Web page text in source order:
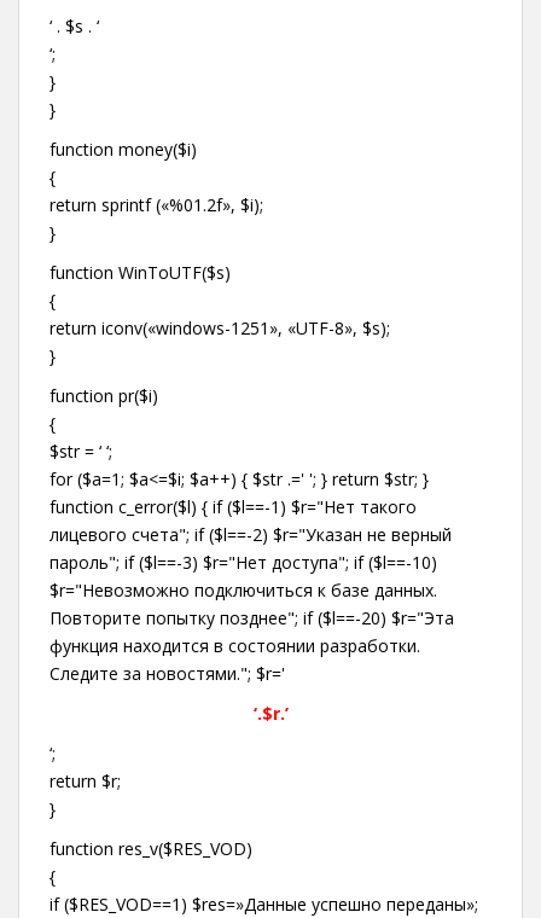
‘ . $s . ‘
‘;
}
}
function money($i)
{
return sprintf («%01.2f», $i);
}
function WinToUTF($s)
{
return iconv(«windows-1251», «UTF-8», $s);
}
function pr($i)
{
$str = ‘ ‘;
for ($a=1; $a<=$i; $a++) { $str .=' '; } return $str; }
function c_error($l) { if ($l==-1) $r="Нет такого
лицевого счета"; if ($l==-2) $r="Указан не верный
пароль"; if ($l==-3) $r="Нет доступа"; if ($l==-10)
$r="Невозможно подключиться к базе данных.
Повторите попытку позднее"; if ($l==-20) $r="Эта
функция находится в состоянии разработки.
Следите за новостями."; $r='
‘.$r.’
‘;
return $r;
}
function res_v($RES_VOD)
{
if ($RES_VOD==1) $res=»Данные успешно переданы»;